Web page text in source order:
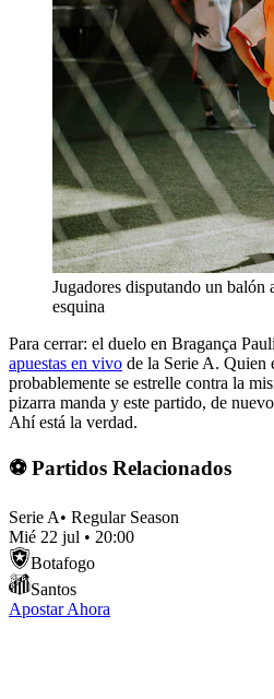
Jugadores disputando un balón
esquina
Para cerrar: el duelo en Bragança
apuestas en vivo de la Serie A. Quien
probablemente se estrelle contra la
pizarra manda y este partido, de
Ahí está la verdad.
⚽ Partidos Relacionados
Serie A• Regular Season
Mié 22 jul • 20:00
Botafogo
Santos
Apostar Ahora